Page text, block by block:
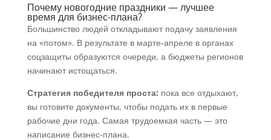
Почему новогодние праздники — лучшее
время для бизнес-плана?
Большинство людей откладывают подачу заявления
на «потом». В результате в марте-апреле в органах
соцзащиты образуются очереди, а бюджеты регионов
начинают истощаться.
Стратегия победителя проста: пока все отдыхают,
вы готовите документы, чтобы подать их в первые
рабочие дни года. Самая трудоемкая часть — это
написание бизнес-плана.